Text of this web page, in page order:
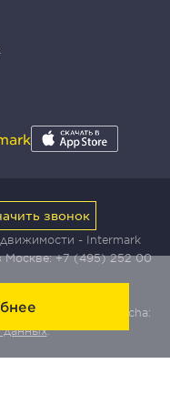
- Intermark
Москве:+7 (495) 252 00
Yandex SmartCaptcha:
данных.
звонок